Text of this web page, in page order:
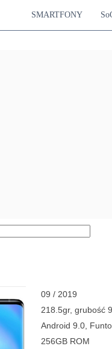
SMARTFONY
09 / 2019
218.5gr, grubość
Android 9.0,
256GB ROM